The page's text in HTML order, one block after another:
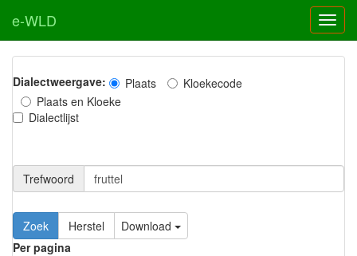
e-WLD
Dialectweergave: Plaats
Kloekecode
Plaats en Kloeke
Dialectlijst
Trefwoord
Download
Per pagina